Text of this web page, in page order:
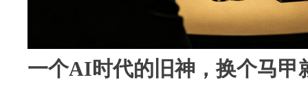
一个AI时代的旧神，换个马甲